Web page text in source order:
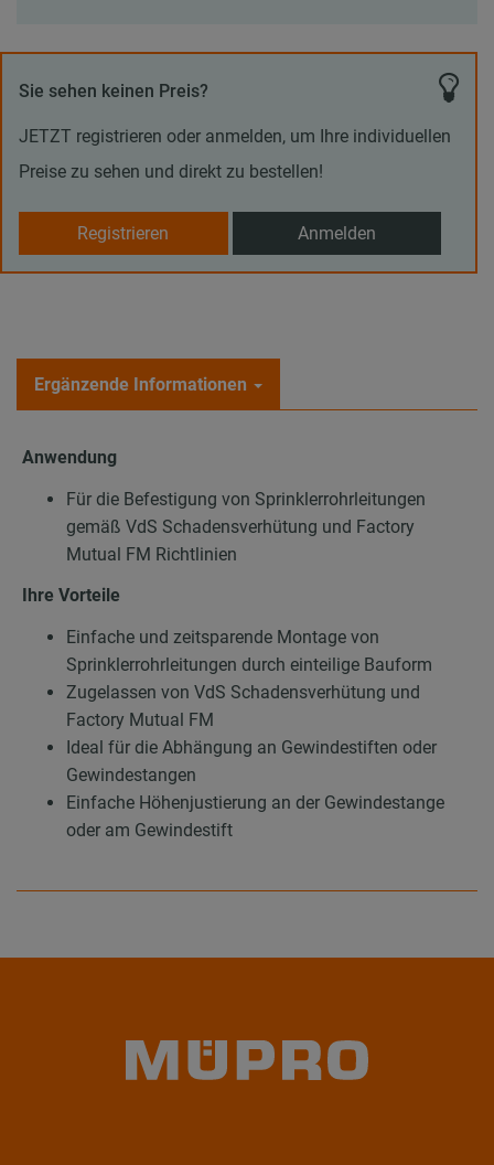
Sie sehen keinen Preis?
JETZT registrieren oder anmelden, um Ihre individuellen
Preise zu sehen und direkt zu bestellen!
Registrieren Anmelden
Ergänzende Informationen
Anwendung
Für die Befestigung von Sprinklerrohrleitungen
gemäß VdS Schadensverhütung und Factory
Mutual FM Richtlinien
Ihre Vorteile
Einfache und zeitsparende Montage von
Sprinklerrohrleitungen durch einteilige Bauform
Zugelassen von VdS Schadensverhütung und
Factory Mutual FM
Ideal für die Abhängung an Gewindestiften oder
Gewindestangen
Einfache Höhenjustierung an der Gewindestange
oder am Gewindestift